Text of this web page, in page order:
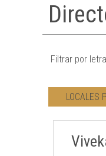
Filtrar por
LOCALES